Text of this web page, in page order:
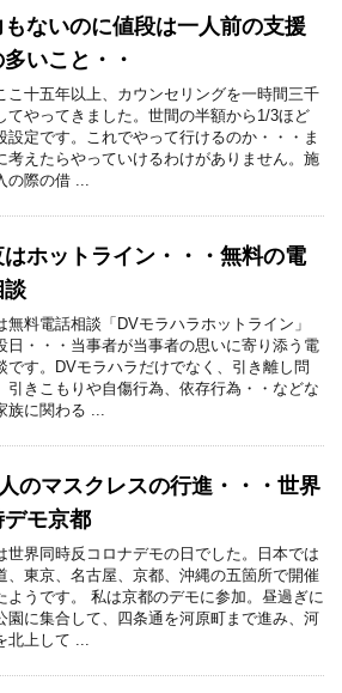
もないのに値段は一人前の支援
いこと・・
こ十五年以上、カウンセリングを一時間三千
てやってきました。世間の半額から1/3ほど
設定です。これでやって行けるのか・・・ま
考えたらやっていけるわけがありません。施
の際の借 ...
はホットライン・・・無料の電
談
無料電話相談「DVモラハラホットライン」
日・・・当事者が当事者の思いに寄り添う電
です。DVモラハラだけでなく、引き離し問
引きこもりや自傷行為、依存行為・・などな
族に関わる ...
のマスクレスの行進・・・世界
デモ京都
世界同時反コロナデモの日でした。日本では
、東京、名古屋、京都、沖縄の五箇所で開催
ようです。 私は京都のデモに参加。昼過ぎに
園に集合して、四条通を河原町まで進み、河
北上して ...